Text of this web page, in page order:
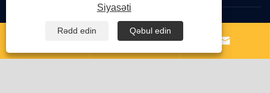
Copyright © 2026 Qingdao Yongte Plastic Machinery Co.,
 
Siyasəti
Rədd edin Qəbul edin